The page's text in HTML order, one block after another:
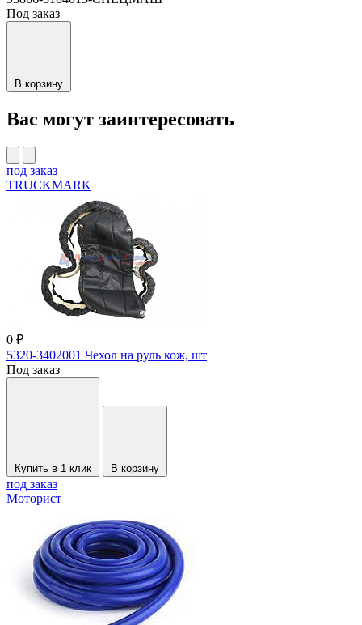
Под заказ
В корзину
Вас могут заинтересовать
под заказ
TRUCKMARK
0 ₽
5320-3402001 Чехол на руль кож, шт
Под заказ
Купить в 1 клик В корзину
под заказ
Моторист